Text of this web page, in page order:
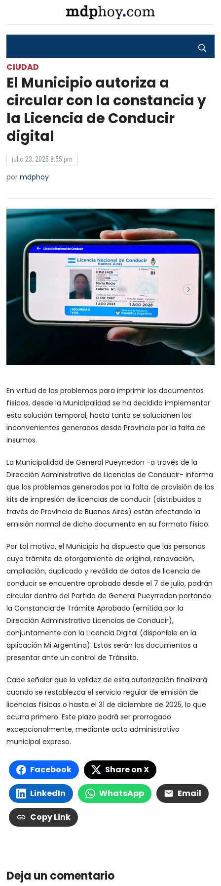
CIUDAD
El Municipio autoriza a
circular con la constancia y
la Licencia de Conducir
digital
julio 23, 2025 8:55 pm
pormdphoy
En virtud de los problemas para imprimir los documentos
físicos, desde la Municipalidad se ha decidido implementar
esta solución temporal, hasta tanto se solucionen los
inconvenientes generados desde Provincia por la falta de
insumos.
La Municipalidad de General Pueyrredon -a través de la
Dirección Administrativa de Licencias de Conducir- informa
que los problemas generados por la falta de provisión de los
kits de impresión de licencias de conducir (distribuidos a
través de Provincia de Buenos Aires) están afectando la
emisión normal de dicho documento en su formato físico.
Por tal motivo, el Municipio ha dispuesto que las personas
cuyo trámite de otorgamiento de original, renovación,
ampliación, duplicado y reválida de datos de licencia de
conducir se encuentre aprobado desde el 7 de julio, podrán
circular dentro del Partido de General Pueyrredon portando
la Constancia de Trámite Aprobado (emitida por la
Dirección Administrativa Licencias de Conducir),
conjuntamente con la Licencia Digital (disponible en la
aplicación Mi Argentina). Estos serán los documentos a
presentar ante un control de Tránsito.
Cabe señalar que la validez de esta autorización finalizará
cuando se restablezca el servicio regular de emisión de
licencias físicas o hasta el 31 de diciembre de 2025, lo que
ocurra primero. Este plazo podrá ser prorrogado
excepcionalmente, mediante acto administrativo
municipal expreso.
Facebook Share on X
LinkedIn WhatsApp Email
Copy Link
Deja un comentario